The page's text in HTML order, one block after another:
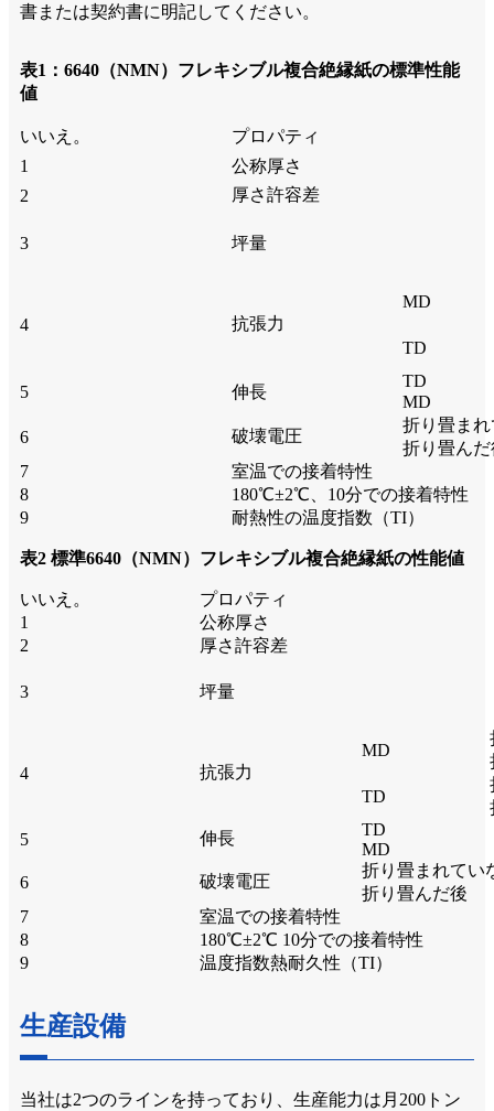
書または契約書に明記してください。
表1：6640（NMN）フレキシブル複合絶縁紙の標準性能
値
いいえ。
プロパティ
1
公称厚さ
2
厚さ許容差
3 坪量
4 抗張力
MD
TD
5 伸長
TD
MD
6
破壊電圧
折り畳ま
折り畳んだ
7
室温での接着特性
8
180℃±2℃、10分での接着特性
9
耐熱性の温度指数（TI）
表2 標準6640（NMN）フレキシブル複合絶縁紙の性能値
いいえ。
プロパティ
1
公称厚さ
2
厚さ許容差
3 坪量
4 抗張力
MD
TD
5
伸長
TD
MD
6
破壊電圧
折り畳まれてい
折り畳んだ後
7
室温での接着特性
8
180℃±2℃ 10分での接着特性
9
温度指数熱耐久性（TI）
生産設備
当社は2つのラインを持っており、生産能力は月200トン